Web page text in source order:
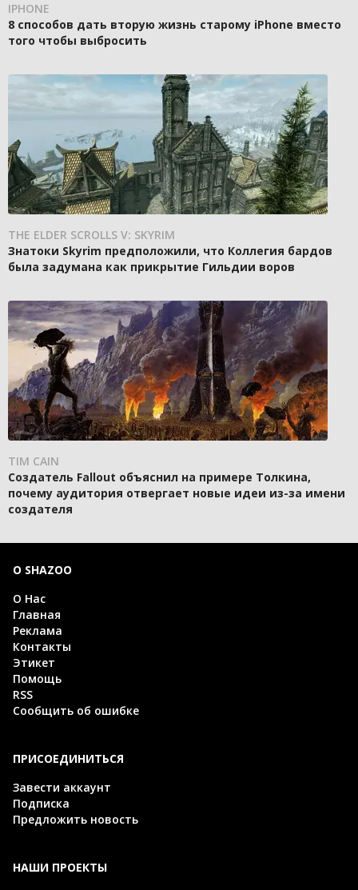
IPHONE
8 способов дать вторую жизнь старому iPhone вместо
того чтобы выбросить
THE ELDER SCROLLS V: SKYRIM
Знатоки Skyrim предположили, что Коллегия бардов
была задумана как прикрытие Гильдии воров
TIM CAIN
Создатель Fallout объяснил на примере Толкина,
почему аудитория отвергает новые идеи из-за имени
создателя
О SHAZOO
О Нас
Главная
Реклама
Контакты
Этикет
Помощь
RSS
Сообщить об ошибке
ПРИСОЕДИНИТЬСЯ
Завести аккаунт
Подписка
Предложить новость
НАШИ ПРОЕКТЫ